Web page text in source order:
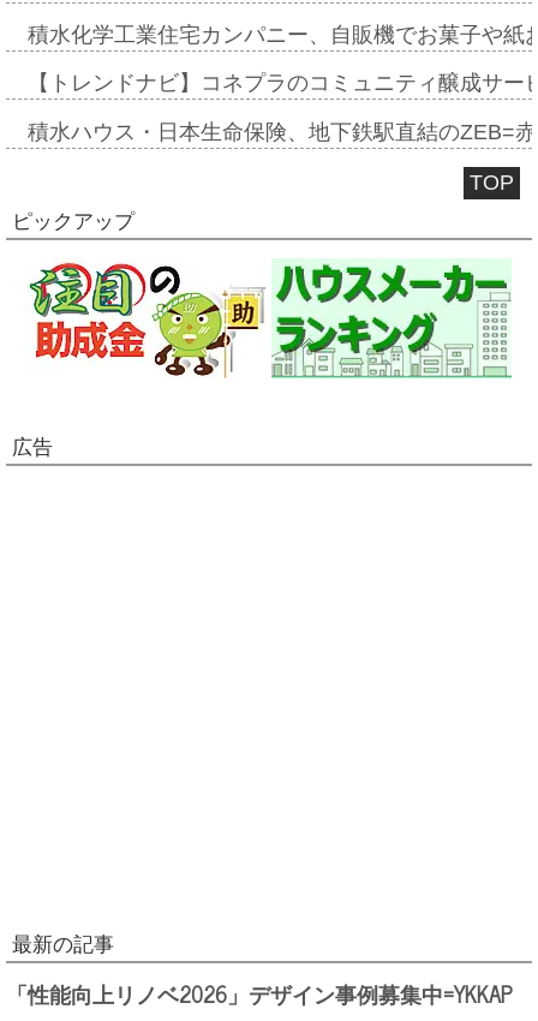
積水化学工業住宅カンパニー、自販機でお菓子や
【トレンドナビ】コネプラのコミュニティ醸成サ
積水ハウス・日本生命保険、地下鉄駅直結のZEB=
TOP
ピックアップ
広告
最新の記事
「性能向上リノベ2026」デザイン事例募集中=YKKAP